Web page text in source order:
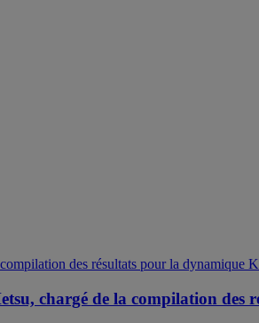
chargé de la compilation